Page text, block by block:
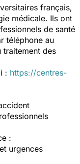
français,
médicale. Ils ont
de santé
téléphone au
traitement des
: https://centres-
:
urgences